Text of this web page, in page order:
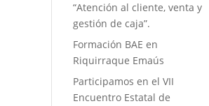
“Atención al cliente, venta y
gestión de caja”.
Formación BAE en
Riquirraque Emaús
Participamos en el VII
Encuentro Estatal de